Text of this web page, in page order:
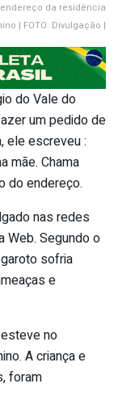
da residência
| FOTO: Divulgação |
do Vale do
um pedido de
ele escreveu :
mãe. Chama
do endereço.
nas redes
Web. Segundo o
sofria
e
no
A criança e
foram